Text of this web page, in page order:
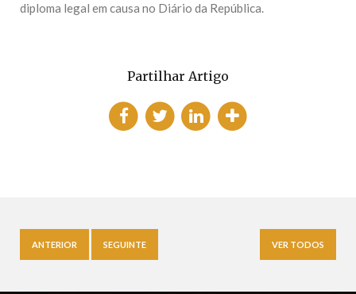
diploma legal em causa no Diário da República.
Partilhar Artigo
ANTERIOR SEGUINTE VER TODOS